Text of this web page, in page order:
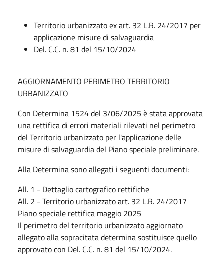
Territorio urbanizzato ex art. 32 L.R. 24/2017 per
applicazione misure di salvaguardia
Del. C.C. n. 81 del 15/10/2024
AGGIORNAMENTO PERIMETRO TERRITORIO
URBANIZZATO
Con Determina 1524 del 3/06/2025 è stata approvata
una rettifica di errori materiali rilevati nel perimetro
del Territorio urbanizzato per l'applicazione delle
misure di salvaguardia del Piano speciale preliminare.
Alla Determina sono allegati i seguenti documenti:
All. 1 - Dettaglio cartografico rettifiche
All. 2 - Territorio urbanizzato art. 32 L.R. 24/2017
Piano speciale rettifica maggio 2025
Il perimetro del territorio urbanizzato aggiornato
allegato alla sopracitata determina sostituisce quello
approvato con Del. C.C. n. 81 del 15/10/2024.